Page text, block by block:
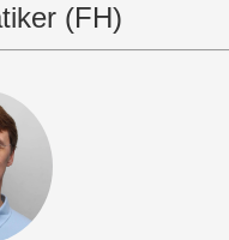
(FH)